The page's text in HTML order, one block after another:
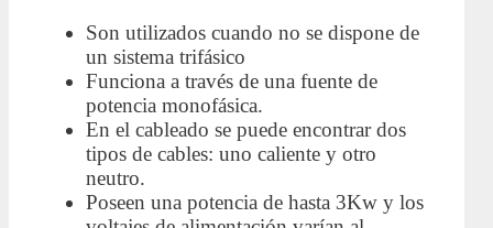
Son utilizados cuando no se dispone de
un sistema trifásico
Funciona a través de una fuente de
potencia monofásica.
En el cableado se puede encontrar dos
tipos de cables: uno caliente y otro
neutro.
Poseen una potencia de hasta 3Kw y los